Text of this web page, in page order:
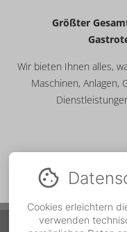
Größter
Wir bieten Ihnen alles,
Maschinen, Anlagen,
Cookies erleichtern
verwenden